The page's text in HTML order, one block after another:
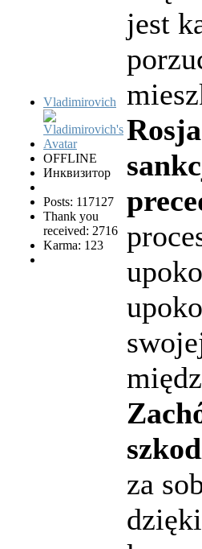
Vladimirovich
OFFLINE
Инквизитор
Posts: 117127
Thank you
received: 2716
Karma: 123
jest
za